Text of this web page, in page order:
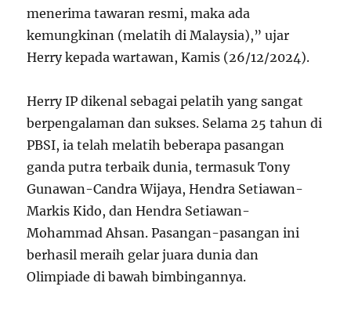
menerima tawaran resmi, maka ada
kemungkinan (melatih di Malaysia),” ujar
Herry kepada wartawan, Kamis (26/12/2024).
Herry IP dikenal sebagai pelatih yang sangat
berpengalaman dan sukses. Selama 25 tahun di
PBSI, ia telah melatih beberapa pasangan
ganda putra terbaik dunia, termasuk Tony
Gunawan-Candra Wijaya, Hendra Setiawan-
Markis Kido, dan Hendra Setiawan-
Mohammad Ahsan. Pasangan-pasangan ini
berhasil meraih gelar juara dunia dan
Olimpiade di bawah bimbingannya.